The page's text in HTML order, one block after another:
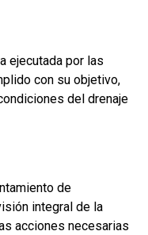
ejecutada por las
con su objetivo,
del drenaje
de
integral de la
acciones necesarias